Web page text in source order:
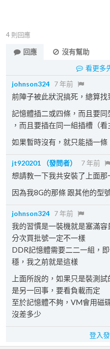
4 則回應
回應
沒有幫助
看更多
johnson324 7 年前
前陣子被此狀況搞死，總算找
記憶體插二或四條，而且要同
，而且要插在同一組插槽（看
如果暫時沒有，就只能插一
jt920201 （發問者） 7 年前
想請教一下我共安裝了上面
因為我8G的那條 跟其他的型
johnson324 7 年前
我的習慣是一裝機就是塞滿容
分次買批號一定不一樣
DDR記憶體需要二二一組，
穩，我之前就是這樣
上面所說的，如果只是裝測
是另一回事，要看負載而定
至於記憶體不夠，VM會用磁
沒差多少
登入